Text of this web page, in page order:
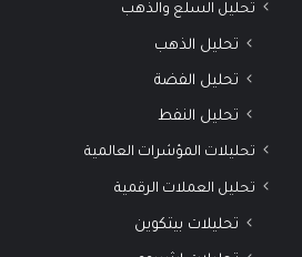
تحليل السلع والذهب
تحليل الذهب
تحليل الفضة
تحليل النفط
تحليلات المؤشرات العالمية
تحليل العملات الرقمية
تحليلات بيتكوين